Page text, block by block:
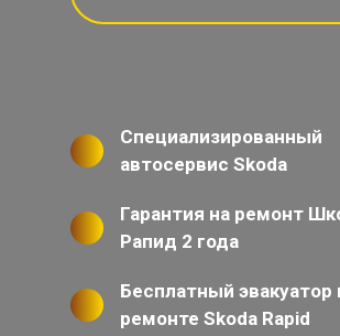
Специализированный
автосервис Skoda
Гарантия на ремонт
Рапид 2 года
Бесплатный эвакуатор
ремонте Skoda Rapid